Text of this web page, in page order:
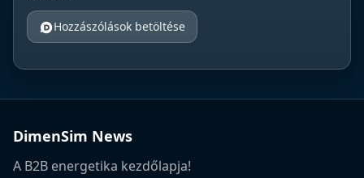
Hozzászólások betöltése
DimenSim News
A B2B energetika kezdőlapja!